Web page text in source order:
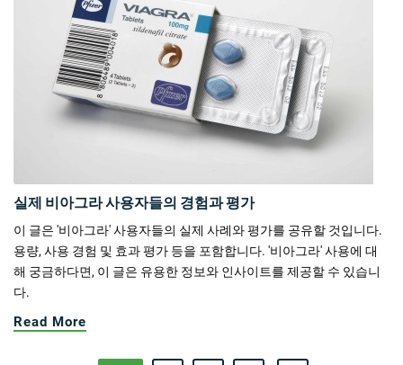
실제 비아그라 사용자들의 경험과 평가
이 글은 '비아그라' 사용자들의 실제 사례와 평가를 공유할 것입니다.
용량, 사용 경험 및 효과 평가 등을 포함합니다. '비아그라' 사용에 대
해 궁금하다면, 이 글은 유용한 정보와 인사이트를 제공할 수 있습니
다.
Read More